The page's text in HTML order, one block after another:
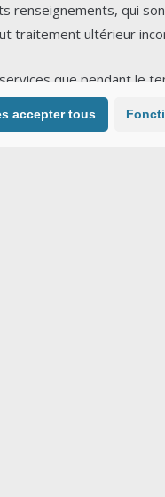
accepter tous
renseignements, qui
traitement ultérieur
que pendant le